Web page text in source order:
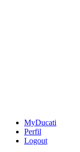
MyDucati
Perfil
Logout